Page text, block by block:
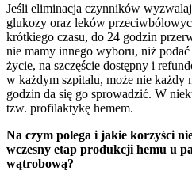
Jeśli eliminacja czynników
glukozy oraz leków
krótkiego czasu, do 24 godzin
nie mamy innego wyboru, niż
życie, na szczęście dostępny i
w każdym szpitalu, może nie każdy
godzin da się go sprowadzić. W
tzw. profilaktykę hemem.
Na czym polega i jakie korzyści
wczesny etap produkcji hemu u
wątrobową?